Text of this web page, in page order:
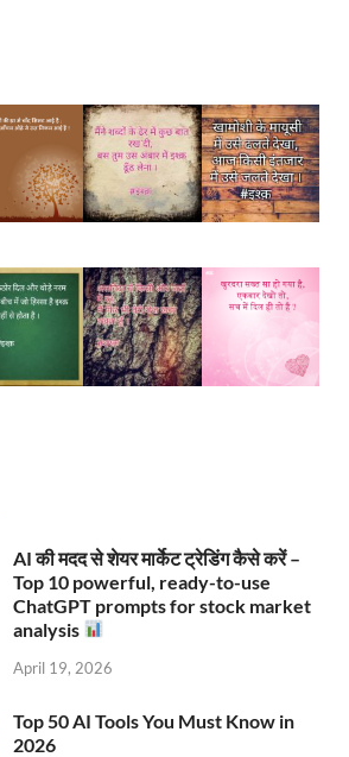
AI की मदद से शेयर मार्केट ट्रेडिंग कैसे करें –
Top 10 powerful, ready-to-use
ChatGPT prompts for stock market
analysis
April 19, 2026
Top 50 AI Tools You Must Know in
2026